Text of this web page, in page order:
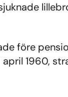
före
1960,